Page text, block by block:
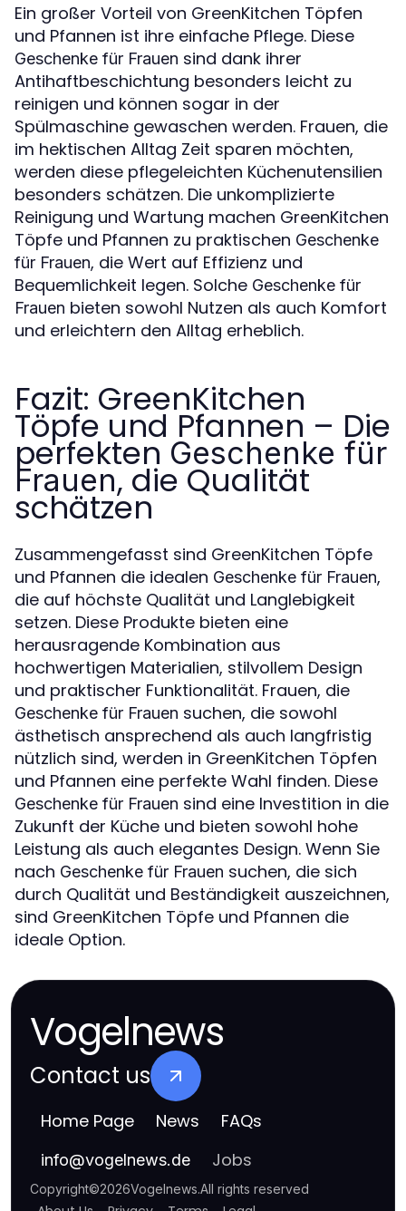
Ein großer Vorteil von GreenKitchen Töpfen
und Pfannen ist ihre einfache Pflege. Diese
Geschenke für Frauen sind dank ihrer
Antihaftbeschichtung besonders leicht zu
reinigen und können sogar in der
Spülmaschine gewaschen werden. Frauen, die
im hektischen Alltag Zeit sparen möchten,
werden diese pflegeleichten Küchenutensilien
besonders schätzen. Die unkomplizierte
Reinigung und Wartung machen GreenKitchen
Töpfe und Pfannen zu praktischen Geschenke
für Frauen, die Wert auf Effizienz und
Bequemlichkeit legen. Solche Geschenke für
Frauen bieten sowohl Nutzen als auch Komfort
und erleichtern den Alltag erheblich.
Fazit: GreenKitchen
Töpfe und Pfannen – Die
perfekten Geschenke für
Frauen, die Qualität
schätzen
Zusammengefasst sind GreenKitchen Töpfe
und Pfannen die idealen Geschenke für Frauen,
die auf höchste Qualität und Langlebigkeit
setzen. Diese Produkte bieten eine
herausragende Kombination aus
hochwertigen Materialien, stilvollem Design
und praktischer Funktionalität. Frauen, die
Geschenke für Frauen suchen, die sowohl
ästhetisch ansprechend als auch langfristig
nützlich sind, werden in GreenKitchen Töpfen
und Pfannen eine perfekte Wahl finden. Diese
Geschenke für Frauen sind eine Investition in die
Zukunft der Küche und bieten sowohl hohe
Leistung als auch elegantes Design. Wenn Sie
nach Geschenke für Frauen suchen, die sich
durch Qualität und Beständigkeit auszeichnen,
sind GreenKitchen Töpfe und Pfannen die
ideale Option.
Vogelnews
Contact us
Home Page News FAQs
info@vogelnews.de Jobs
Copyright©2026Vogelnews.All rights reserved